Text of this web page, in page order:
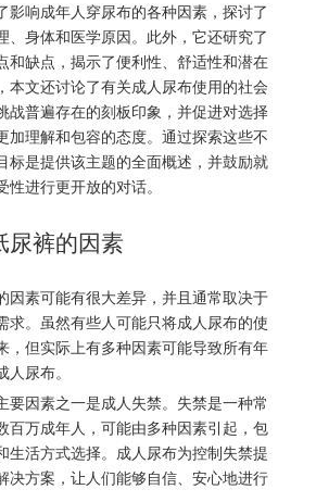
影响成年人穿尿布的各种因素，探讨了
、身体和医学原因。此外，它还研究了
和缺点，揭示了便利性、舒适性和潜在
本文还讨论了有关成人尿布使用的社会
战普遍存在的刻板印象，并促进对选择
加理解和包容的态度。通过探索这些不
标是提供该主题的全面概述，并鼓励就
进行更开放的对话。
尿裤的因素
因素可能有很大差异，并且通常取决于
求。虽然有些人可能只将成人尿布的使
，但实际上有多种因素可能导致所有年
尿布。
要因素之一是成人失禁。失禁是一种常
百万成年人，可能由多种因素引起，包
生活方式选择。成人尿布为控制失禁提
决方案，让人们能够自信、安心地进行